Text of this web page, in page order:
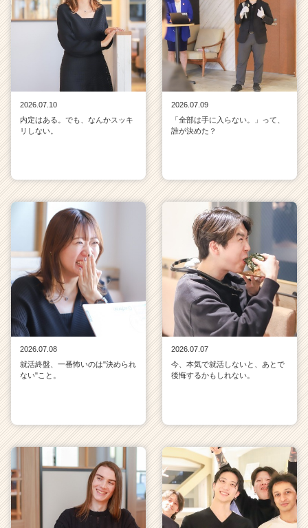
2026.07.10
内定はある。でも、なんかスッキ
リしない。
2026.07.09
「全部は手に入らない。」って、
誰が決めた？
2026.07.08
就活終盤、一番怖いのは"決められ
ない"こと。
2026.07.07
今、本気で就活しないと、あとで
後悔するかもしれない。